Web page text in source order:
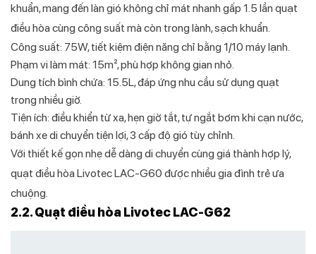
khuẩn, mang đến làn gió không chỉ mát nhanh gấp 1.5 lần quạt
điều hòa cùng công suất mà còn trong lành, sạch khuẩn.
Công suất: 75W, tiết kiệm điện năng chỉ bằng 1/10 máy lạnh.
Phạm vi làm mát: 15m², phù hợp không gian nhỏ.
Dung tích bình chứa: 15.5L, đáp ứng nhu cầu sử dụng quạt
trong nhiều giờ.
Tiện ích: điều khiển từ xa, hẹn giờ tắt, tự ngắt bơm khi cạn nước,
bánh xe di chuyển tiện lợi, 3 cấp độ gió tùy chỉnh.
Với thiết kế gọn nhẹ dễ dàng di chuyển cùng giá thành hợp lý,
quạt điều hòa Livotec LAC-G60 được nhiều gia đình trẻ ưa
chuộng.
2.2. Quạt điều hòa Livotec LAC-G62